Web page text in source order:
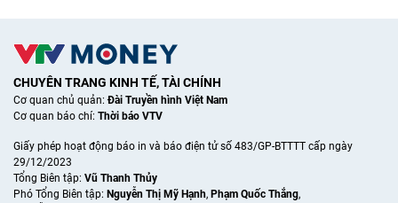
CHUYÊN TRANG KINH TẾ, TÀI CHÍNH
Cơ quan chủ quản:Đài Truyền hình Việt Nam
Cơ quan báo chí: Thời báo VTV
Giấy phép hoạt động báo in và báo điện tử số 483/GP-BTTTT cấp ngày
29/12/2023
Tổng Biên tập: Vũ Thanh Thủy
Phó Tổng Biên tập: Nguyễn Thị Mỹ Hạnh, Phạm Quốc Thắng,